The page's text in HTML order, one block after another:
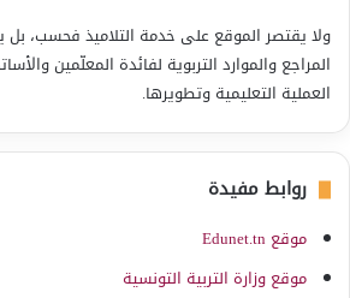
ولا يقتصر الموقع على خدمة التلاميذ فحسب،
المراجع والموارد التربوية لفائدة المعلّمين
العملية التعليمية وتطويرها.
روابط مفيدة
موقع Edunet.tn
موقع وزارة التربية التونسية